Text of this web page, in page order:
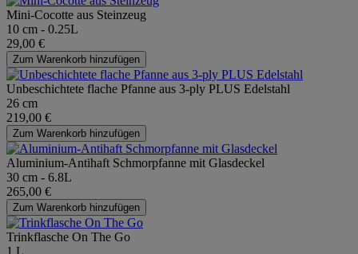
Mini-Cocotte aus Steinzeug
10 cm - 0.25L
29,00 €
Zum Warenkorb hinzufügen
Unbeschichtete flache Pfanne aus 3-ply PLUS Edelstahl
26 cm
219,00 €
Zum Warenkorb hinzufügen
Aluminium-Antihaft Schmorpfanne mit Glasdeckel
30 cm - 6.8L
265,00 €
Zum Warenkorb hinzufügen
Trinkflasche On The Go
1 L